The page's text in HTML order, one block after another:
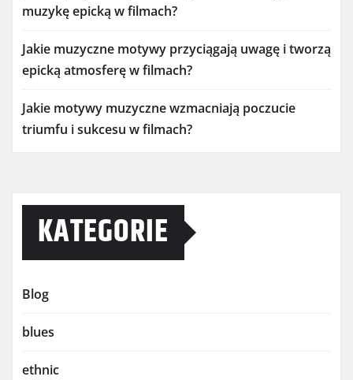
muzykę epicką w filmach?
Jakie muzyczne motywy przyciągają uwagę i tworzą
epicką atmosferę w filmach?
Jakie motywy muzyczne wzmacniają poczucie
triumfu i sukcesu w filmach?
KATEGORIE
Blog
blues
ethnic